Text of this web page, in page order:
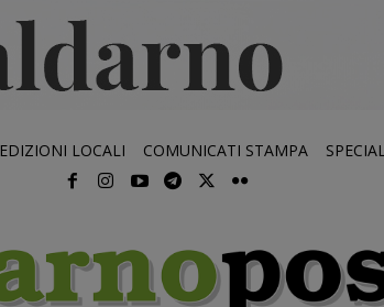
EDIZIONI LOCALI COMUNICATI STAMPA